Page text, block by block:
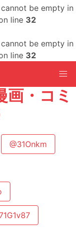
be empty in
line 32
be empty in
line 32
・コミ
@31Onkm